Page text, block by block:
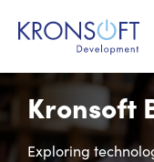
Kronsoft
Exploring